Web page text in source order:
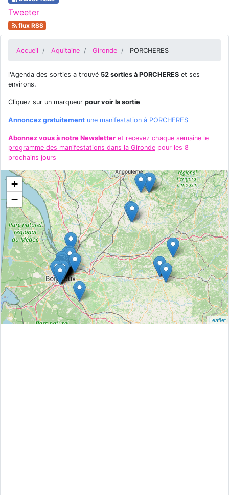
Tweeter
flux RSS
Accueil Aquitaine Gironde PORCHERES
l'Agenda des sorties a trouvé 52 sorties à PORCHERES et ses
environs.
Cliquez sur un marqueur pour voir la sortie
Annoncez gratuitement une manifestation à PORCHERES
Abonnez vous à notre Newsletter et recevez chaque semaine le
programme des manifestations dans la Gironde pour les 8
prochains jours
+
−
Leaflet